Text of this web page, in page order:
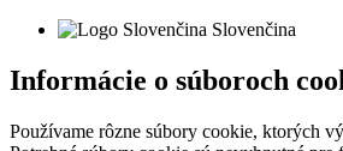
Slovenčina
Informácie o súboroch
Používame rôzne súbory cookie, ktorých